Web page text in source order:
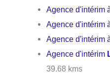
Agence d'intérim
Agence d'intérim
Agence d'intérim
Agence d'intérim
39.68 kms